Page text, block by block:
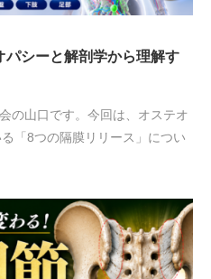
シーと解剖学から理解す
の山口です。今回は、オステオ
「8つの隔膜リリース」につい